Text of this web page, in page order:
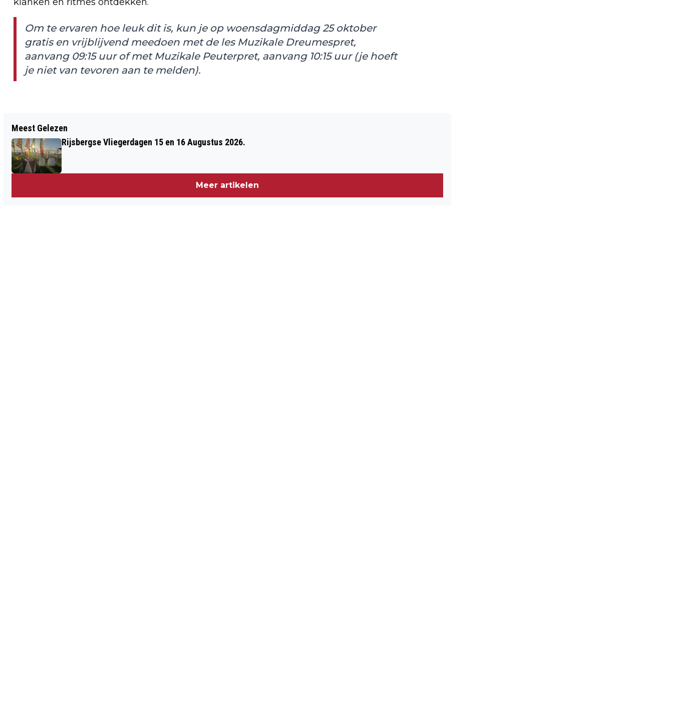
Om te ervaren hoe leuk dit is, kun je op woensdagmiddag 25 oktober
gratis en vrijblijvend meedoen met de les Muzikale Dreumespret,
aanvang 09:15 uur of met Muzikale Peuterpret, aanvang 10:15 uur (je hoeft
je niet van tevoren aan te melden).
BRAVIS KRIJGT KEURMERK
SENIORVRIENDELIJK ZIEKENHUIS
KRAAIJENBERG
Meest Gelezen
Rijsbergse Vliegerdagen 15 en 16 Augustus 2026.
Meer artikelen